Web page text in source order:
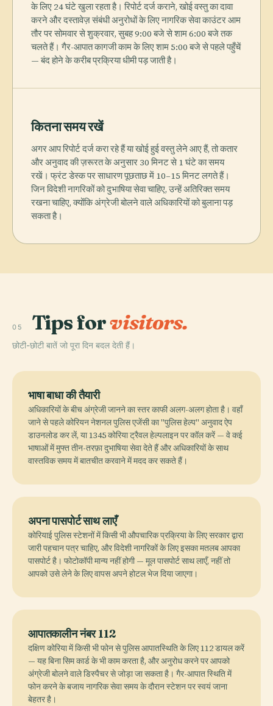
के लिए 24 घंटे खुला रहता है। रिपोर्ट दर्ज कराने, खोई वस्तु का दावा
करने और दस्तावेज़ संबंधी अनुरोधों के लिए नागरिक सेवा काउंटर आम
तौर पर सोमवार से शुक्रवार, सुबह 9:00 बजे से शाम 6:00 बजे तक
चलते हैं। गैर-आपात कागजी काम के लिए शाम 5:00 बजे से पहले पहुँचें
— बंद होने के करीब प्रक्रिया धीमी पड़ जाती है।
कितना समय रखें
अगर आप रिपोर्ट दर्ज करा रहे हैं या खोई हुई वस्तु लेने आए हैं, तो कतार
और अनुवाद की ज़रूरत के अनुसार 30 मिनट से 1 घंटे का समय
रखें। फ्रंट डेस्क पर साधारण पूछताछ में 10–15 मिनट लगते हैं।
जिन विदेशी नागरिकों को दुभाषिया सेवा चाहिए, उन्हें अतिरिक्त समय
रखना चाहिए, क्योंकि अंग्रेजी बोलने वाले अधिकारियों को बुलाना पड़
सकता है।
05 Tips forvisitors.
छोटी-छोटी बातें जो पूरा दिन बदल देती हैं।
भाषा बाधा की तैयारी
अधिकारियों के बीच अंग्रेजी जानने का स्तर काफी अलग-अलग होता है। वहाँ
जाने से पहले कोरियन नेशनल पुलिस एजेंसी का "पुलिस हेल्प" अनुवाद ऐप
डाउनलोड कर लें, या 1345 कोरिया ट्रैवल हेल्पलाइन पर कॉल करें — वे कई
भाषाओं में मुफ्त तीन-तरफ़ा दुभाषिया सेवा देते हैं और अधिकारियों के साथ
वास्तविक समय में बातचीत करवाने में मदद कर सकते हैं।
अपना पासपोर्ट साथ लाएँ
कोरियाई पुलिस स्टेशनों में किसी भी औपचारिक प्रक्रिया के लिए सरकार द्वारा
जारी पहचान पत्र चाहिए, और विदेशी नागरिकों के लिए इसका मतलब आपका
पासपोर्ट है। फोटोकॉपी मान्य नहीं होगी — मूल पासपोर्ट साथ लाएँ, नहीं तो
आपको उसे लेने के लिए वापस अपने होटल भेज दिया जाएगा।
आपातकालीन नंबर 112
दक्षिण कोरिया में किसी भी फोन से पुलिस आपातस्थिति के लिए 112 डायल करें
— यह बिना सिम कार्ड के भी काम करता है, और अनुरोध करने पर आपको
अंग्रेजी बोलने वाले डिस्पैचर से जोड़ा जा सकता है। गैर-आपात स्थिति में
फोन करने के बजाय नागरिक सेवा समय के दौरान स्टेशन पर स्वयं जाना
बेहतर है।